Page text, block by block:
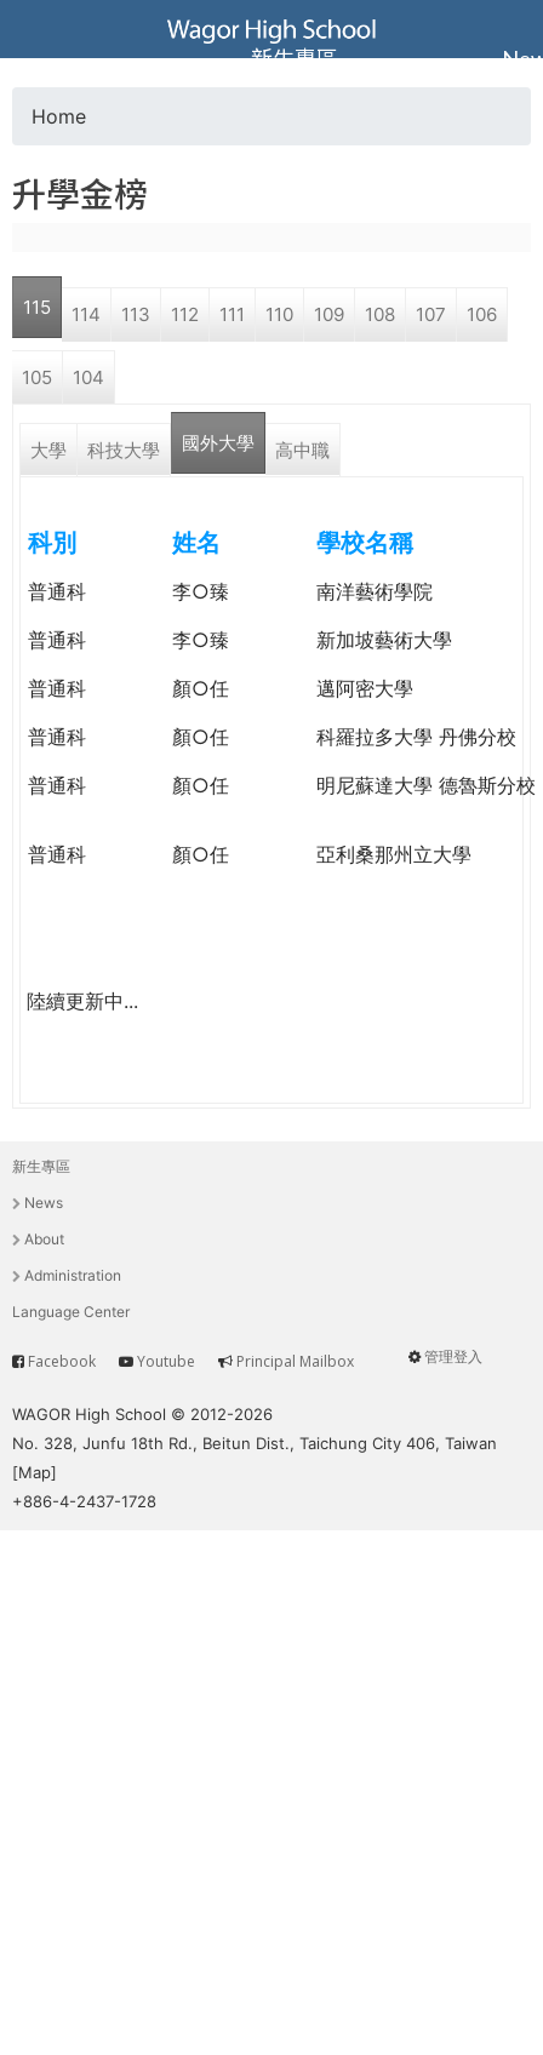
Jump to navigation
葳
格
高
中
學
格。
民。
PUTTING
YOU
ON
THE
TO
GLOBAL
o
u
a
r
e
e
r
e
Home
升學金榜
115 114 113 112 111 110 109 108 107 106
105 104
大學 科技大學 國外大學 高中職
科別 姓名 學校名稱
普通科 李○臻
南洋藝術學院
普通科
李○臻
新加坡藝術大學
普通科
顏○任
邁阿密大學
普通科
顏○任
科羅拉多大學 丹佛分校
普通科
顏○任 明尼蘇達大學 德魯斯分校
普通科 顏○任 亞利桑那州立大學
陸續更新中...
新生專區
主
選
單
新生專區
News
About
Administration
Language Center
User
管理登入
Service
Facebook Youtube Principal Mailbox
WAGOR High School © 2012-2026
No. 328, Junfu 18th Rd., Beitun Dist., Taichung City 406, Taiwan
[Map]
+886-4-2437-1728